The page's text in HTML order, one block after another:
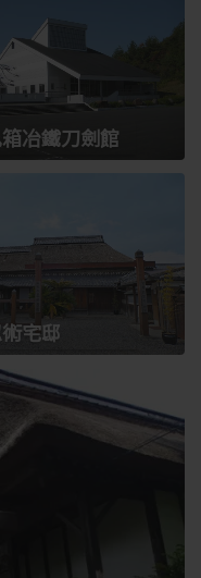
冶鐵刀劍館
宅邸